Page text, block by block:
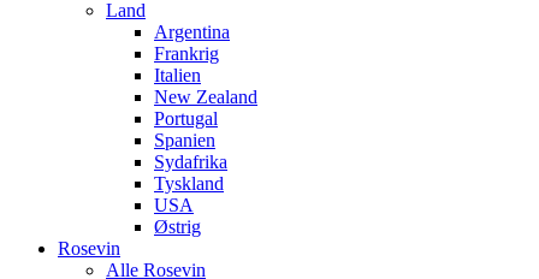
Land
Argentina
Frankrig
Italien
New Zealand
Portugal
Spanien
Sydafrika
Tyskland
USA
Østrig
Rosevin
Alle Rosevin